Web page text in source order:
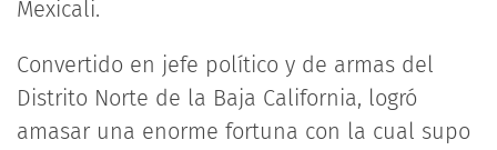
Mexicali.
Convertido en jefe político y de armas del
Distrito Norte de la Baja California, logró
amasar una enorme fortuna con la cual supo